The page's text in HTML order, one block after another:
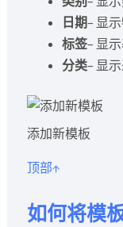
日期– 显
标签– 显
分类– 显
添加新模板
顶部↑
如何将模